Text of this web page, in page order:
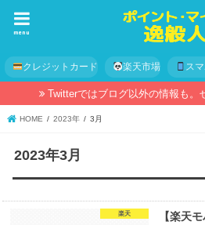
menu
クレジットカード 楽天市場 ス
Twitterではブログ以外の情報も。
HOME 2023年 3月
2023年3月
楽天
【楽天